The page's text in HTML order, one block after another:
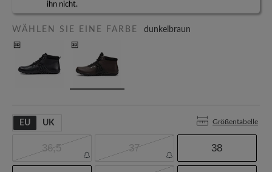
ihn nicht.
WÄHLEN SIE EINE FARBE dunkelbraun
EU UK Größentabelle
36,5 37 38